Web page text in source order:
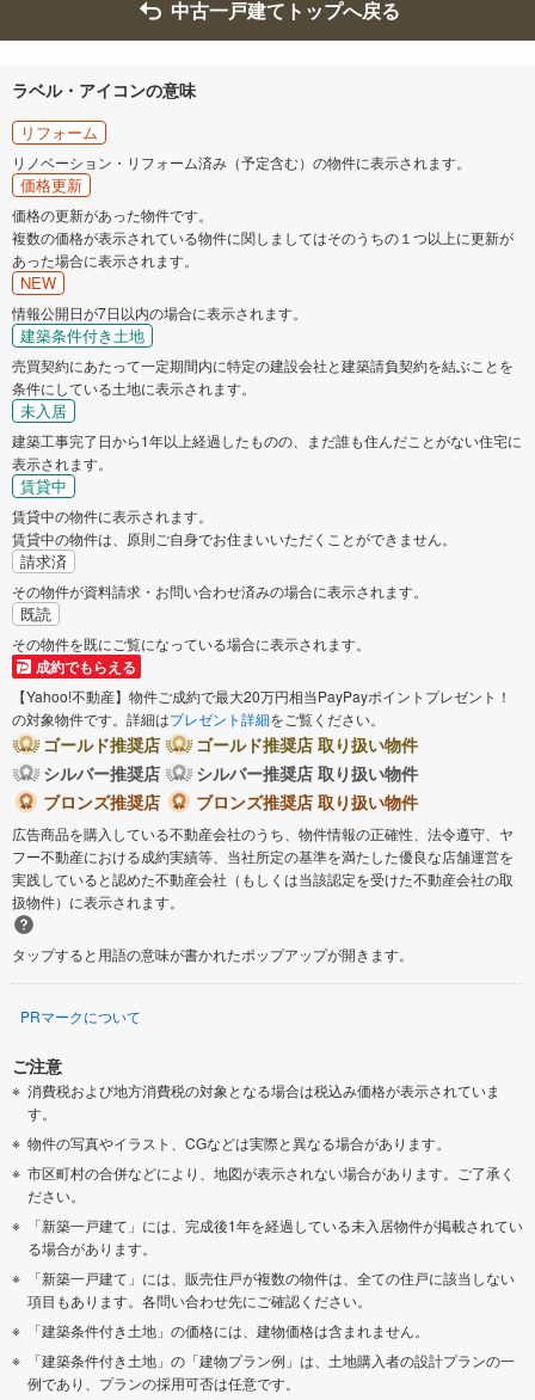
中古一戸建てトップへ戻る
ラベル・アイコンの意味
リフォーム
リノベーション・リフォーム済み（予定含む）の物件に表示されます。
価格更新
価格の更新があった物件です。
複数の価格が表示されている物件に関しましてはそのうちの１つ以上に更新が
あった場合に表示されます。
NEW
情報公開日が7日以内の場合に表示されます。
建築条件付き土地
売買契約にあたって一定期間内に特定の建設会社と建築請負契約を結ぶことを
条件にしている土地に表示されます。
未入居
建築工事完了日から1年以上経過したものの、まだ誰も住んだことがない住宅に
表示されます。
賃貸中
賃貸中の物件に表示されます。
賃貸中の物件は、原則ご自身でお住まいいただくことができません。
請求済
その物件が資料請求・お問い合わせ済みの場合に表示されます。
既読
その物件を既にご覧になっている場合に表示されます。
成約でもらえる
【Yahoo!不動産】物件ご成約で最大20万円相当PayPayポイントプレゼント！
の対象物件です。詳細はプレゼント詳細をご覧ください。
ゴールド推奨店
ゴールド推奨店 取り扱い物件
シルバー推奨店
シルバー推奨店 取り扱い物件
ブロンズ推奨店
ブロンズ推奨店 取り扱い物件
広告商品を購入している不動産会社のうち、物件情報の正確性、法令遵守、ヤ
フー不動産における成約実績等、当社所定の基準を満たした優良な店舗運営を
実践していると認めた不動産会社（もしくは当該認定を受けた不動産会社の取
扱物件）に表示されます。
タップすると用語の意味が書かれたポップアップが開きます。
PRマークについて
ご注意
消費税および地方消費税の対象となる場合は税込み価格が表示されていま
す。
物件の写真やイラスト、CGなどは実際と異なる場合があります。
市区町村の合併などにより、地図が表示されない場合があります。ご了承く
ださい。
「新築一戸建て」には、完成後1年を経過している未入居物件が掲載されてい
る場合があります。
「新築一戸建て」には、販売住戸が複数の物件は、全ての住戸に該当しない
項目もあります。各問い合わせ先にご確認ください。
「建築条件付き土地」の価格には、建物価格は含まれません。
「建築条件付き土地」の「建物プラン例」は、土地購入者の設計プランの一
例であり、プランの採用可否は任意です。